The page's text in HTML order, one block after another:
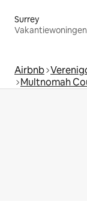
Surrey
Vakantiewoningen
Airbnb
Multnomah